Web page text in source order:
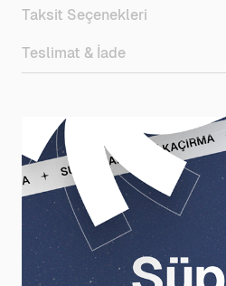
Taksit Seçenekleri
Teslimat & İade